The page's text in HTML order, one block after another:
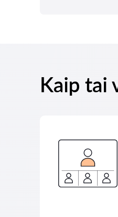
Kaip tai